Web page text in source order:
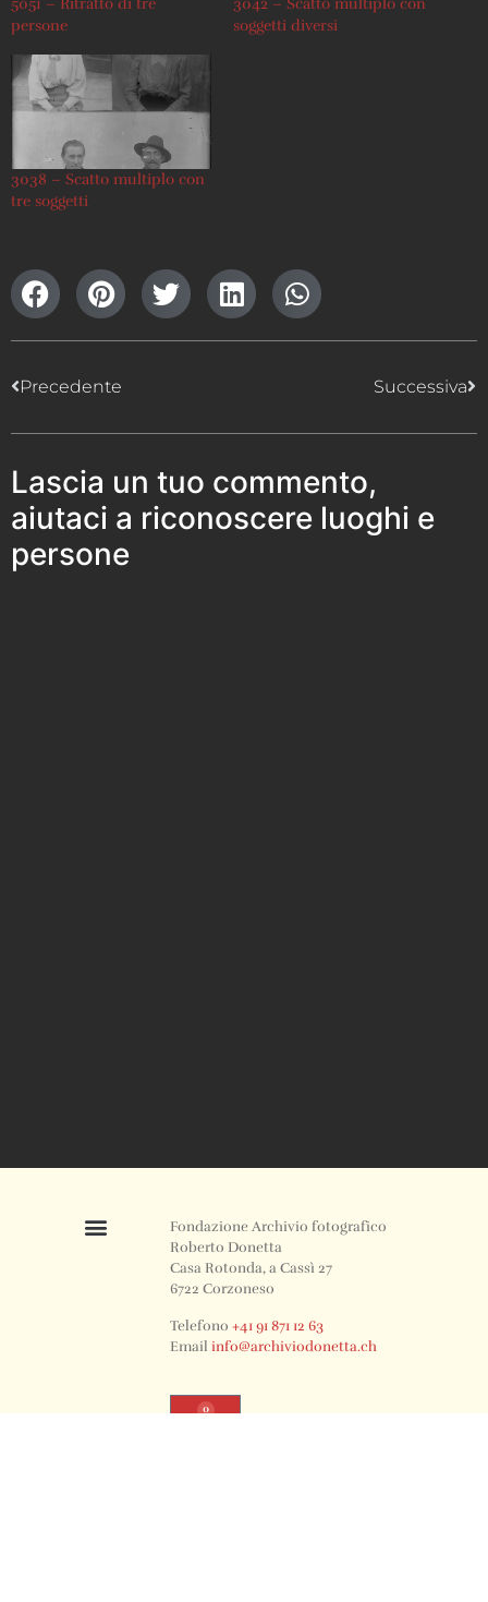
5051 – Ritratto di tre
persone
3042 – Scatto multiplo con
soggetti diversi
3038 – Scatto multiplo con
tre soggetti
Precedente Successiva
Lascia un tuo commento,
aiutaci a riconoscere luoghi e
persone
Fondazione Archivio fotografico
Roberto Donetta
Casa Rotonda, a Cassì 27
6722 Corzoneso
Telefono+41 91 871 12 63
Emailinfo@archiviodonetta.ch
0